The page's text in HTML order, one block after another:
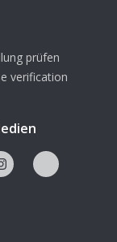
prüfen
verification